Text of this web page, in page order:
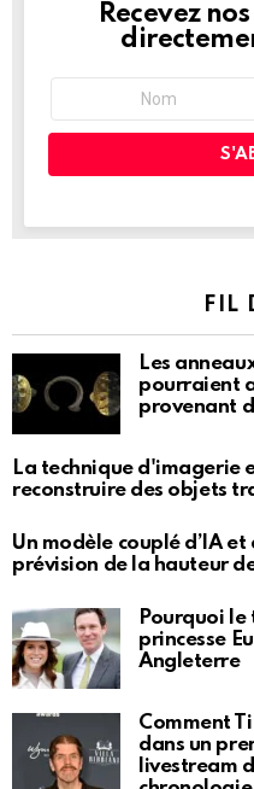
NEWSLETTER
Recevez
FIL
Les
pourraient
provenant
La technique d'imagerie
reconstruire des objets
Un modèle couplé d’IA
prévision de la hauteur
Pourquoi
princesse
Angleterre
Comment
dans un
livestream